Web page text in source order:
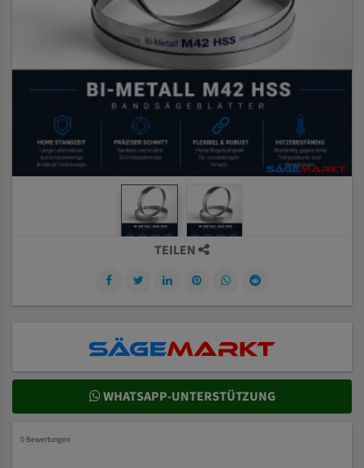
TEILEN
WHATSAPP-UNTERSTÜTZUNG
0 Bewertungen